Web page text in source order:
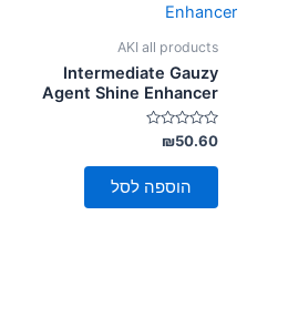
AKI all products
Intermediate Gauzy
Agent Shine Enhancer
דורג
0
מתוך
₪50.60
הוספה לסל